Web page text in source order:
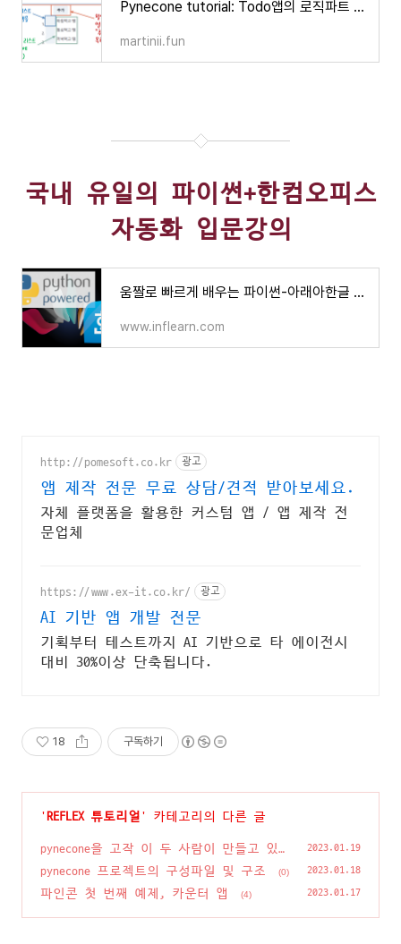
Pynecone tutorial: Todo앱의 로직파트 작성하기
martinii.fun
국내 유일의 파이썬+한컴오피스
자동화 입문강의
움짤로 빠르게 배우는 파이썬-아래아한글 자동화 레시피 - 인프런 | 강의
www.inflearn.com
http://pomesoft.co.kr 광고
앱 제작 전문 무료 상담/견적 받아보세요.
자체 플랫폼을 활용한 커스텀 앱 / 앱 제작 전
문업체
https://www.ex-it.co.kr/ 광고
AI 기반 앱 개발 전문
기획부터 테스트까지 AI 기반으로 타 에이전시
대비 30%이상 단축됩니다.
18 구독하기
' REFLEX 튜토리얼 ' 카테고리의 다른 글
pynecone을 고작 이 두 사람이 만들고 있
다고?
(1)
2023.01.19
pynecone 프로젝트의 구성파일 및 구조 (0) 2023.01.18
파인콘 첫 번째 예제, 카운터 앱 (4) 2023.01.17